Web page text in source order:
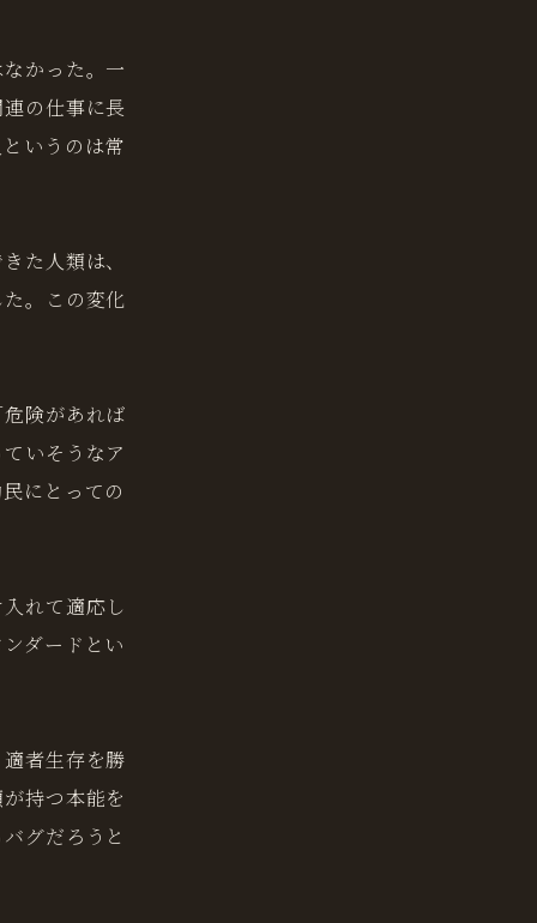
かった。一
の仕事に長
いうのは常
た人類は、
。この変化
険があれば
いそうなア
にとっての
れて適応し
ダードとい
者生存を勝
持つ本能を
グだろうと